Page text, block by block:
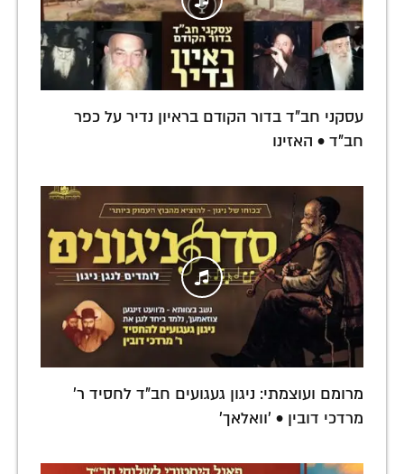
עסקני חב"ד בדור הקודם בראיון נדיר על כפר
חב"ד • האזינו
מרומם ועוצמתי: ניגון געגועים חב"ד לחסיד ר'
מרדכי דובין • 'וואלאך'